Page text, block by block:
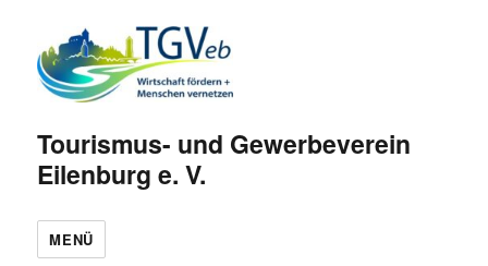
Tourismus- und Gewerbeverein
Eilenburg e. V.
MENÜ